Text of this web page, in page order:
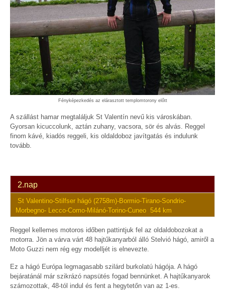
Fényképezkedés az elárasztott templomtorony előtt
A szállást hamar megtaláljuk St Valentín nevű kis városkában.
Gyorsan kicuccolunk, aztán zuhany, vacsora, sör és alvás. Reggel
finom kávé, kiadós reggeli, kis oldaldoboz javítgatás és indulunk
tovább.
2.nap
St Valentino-Stilfser hágó (2758m)-Bormio-Tirano-Sondrio-
Morbegno- Lecco-Como-Milánó-Torino-Cuneo 544 km
Reggel kellemes motoros időben pattintjuk fel az oldaldobozokat a
motorra. Jön a várva várt 48 hajtűkanyarból álló Stelvió hágó, amiről a
Moto Guzzi nem rég egy modelljét is elnevezte.
Ez a hágó Európa legmagasabb szilárd burkolatú hágója. A hágó
bejáratánál már szikrázó napsütés fogad bennünket. A hajtűkanyarok
számozottak, 48-tól indul és fent a hegytetőn van az 1-es.